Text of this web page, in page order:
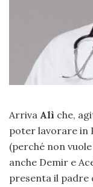
Arriva Alì che,
poter lavorare in
(perché non
anche Demir e
presenta il padre